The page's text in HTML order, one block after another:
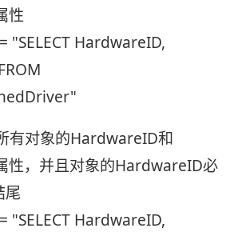
性
"SELECT HardwareID,
有对象的HardwareID和
性，并且对象的HardwareID必
尾
"SELECT HardwareID,